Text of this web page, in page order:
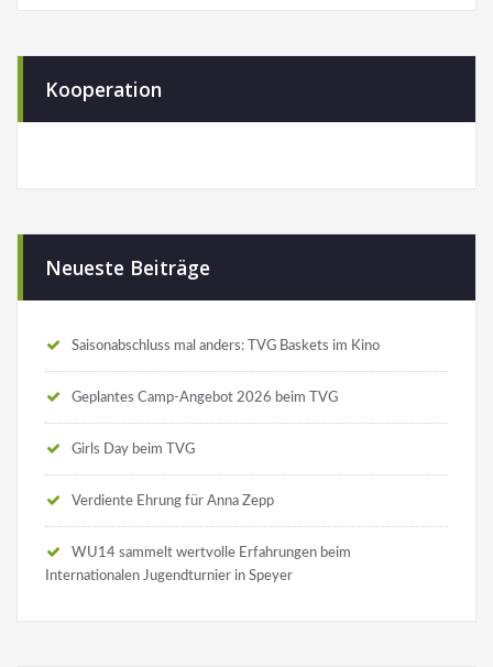
Kooperation
Neueste Beiträge
Saisonabschluss mal anders: TVG Baskets im Kino
Geplantes Camp-Angebot 2026 beim TVG
Girls Day beim TVG
Verdiente Ehrung für Anna Zepp
WU14 sammelt wertvolle Erfahrungen beim
Internationalen Jugendturnier in Speyer